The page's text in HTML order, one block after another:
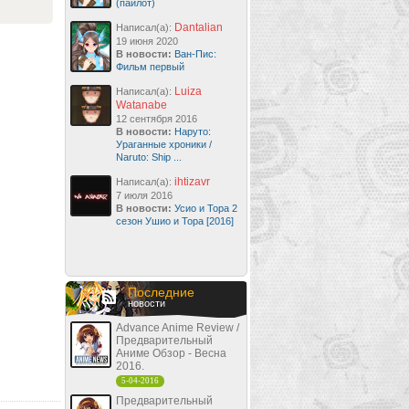
(пайлот)
Написал(а): Dantalian
19 июня 2020
В новости: Ван-Пис:
Фильм первый
Написал(а): Luiza
Watanabe
12 сентября 2016
В новости: Наруто:
Ураганные хроники /
Naruto: Ship ...
Написал(а): ihtizavr
7 июля 2016
В новости: Усио и Тора 2
сезон Ушио и Тора [2016]
Последние
новости
Advance Anime Review /
Предварительный
Аниме Обзор - Весна
2016.
5-04-2016
Предварительный